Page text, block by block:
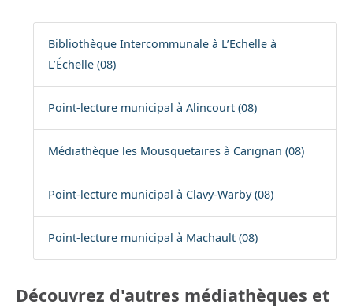
Bibliothèque Intercommunale à L’Echelle à
L’Échelle (08)
Point-lecture municipal à Alincourt (08)
Médiathèque les Mousquetaires à Carignan (08)
Point-lecture municipal à Clavy-Warby (08)
Point-lecture municipal à Machault (08)
Découvrez d'autres médiathèques et